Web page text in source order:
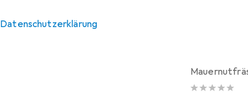
Datenschutzerklärung